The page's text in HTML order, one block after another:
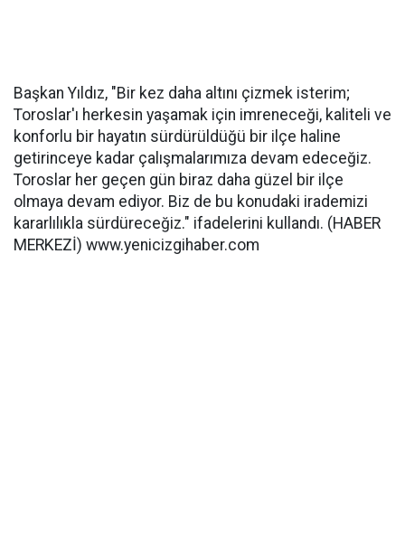
Başkan Yıldız, "Bir kez daha altını çizmek isterim;
Toroslar'ı herkesin yaşamak için imreneceği, kaliteli ve
konforlu bir hayatın sürdürüldüğü bir ilçe haline
getirinceye kadar çalışmalarımıza devam edeceğiz.
Toroslar her geçen gün biraz daha güzel bir ilçe
olmaya devam ediyor. Biz de bu konudaki irademizi
kararlılıkla sürdüreceğiz." ifadelerini kullandı. (HABER
MERKEZİ) www.yenicizgihaber.com